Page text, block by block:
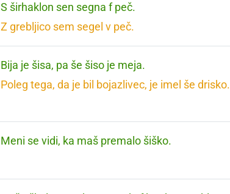
S širhaklon sen segna f peč.
Z grebljico sem segel v peč.
Bija je šisa, pa še šiso je meja.
Poleg tega, da je bil bojazlivec, je imel še drisko.
Meni se vidi, ka maš premalo šiško.